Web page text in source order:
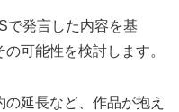
で発言した内容を基
可能性を検討します。
延長など、作品が抱え